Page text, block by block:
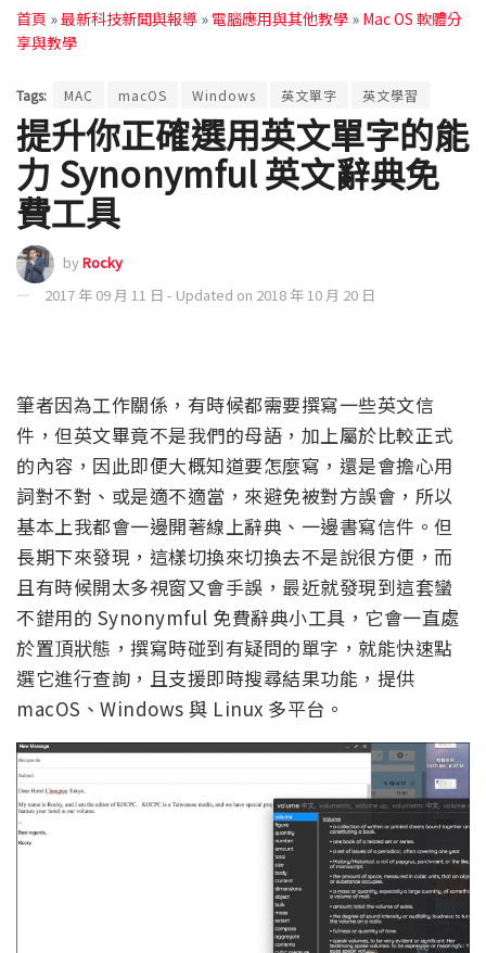
首頁 »最新科技新聞與報導 » 電腦應用與其他教學 » Mac OS 軟體分
享與教學
Tags: MAC macOS Windows 英文單字 英文學習
提升你正確選用英文單字的能
力 Synonymful 英文辭典免
費工具
byRocky
2017 年 09 月 11 日 - Updated on 2018 年 10 月 20 日
筆者因為工作關係，有時候都需要撰寫一些英文信
件，但英文畢竟不是我們的母語，加上屬於比較正式
的內容，因此即便大概知道要怎麼寫，還是會擔心用
詞對不對、或是適不適當，來避免被對方誤會，所以
基本上我都會一邊開著線上辭典、一邊書寫信件。但
長期下來發現，這樣切換來切換去不是說很方便，而
且有時候開太多視窗又會手誤，最近就發現到這套蠻
不錯用的 Synonymful 免費辭典小工具，它會一直處
於置頂狀態，撰寫時碰到有疑問的單字，就能快速點
選它進行查詢，且支援即時搜尋結果功能，提供
macOS、Windows 與 Linux 多平台。